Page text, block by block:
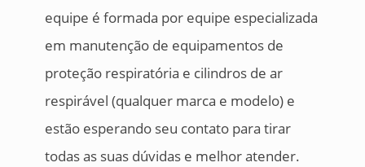
equipe é formada por equipe especializada
em manutenção de equipamentos de
proteção respiratória e cilindros de ar
respirável (qualquer marca e modelo) e
estão esperando seu contato para tirar
todas as suas dúvidas e melhor atender.